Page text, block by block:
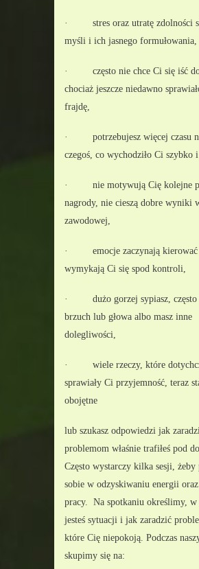
·         stres oraz utratę zdolności
myśli i ich jasnego formułowania,
·         często nie chce Ci się iść
chociaż jeszcze niedawno
frajdę,
·         potrzebujesz więcej
czegoś, co wychodziło Ci szybko
·         nie motywują Cię kolejne
nagrody, nie cieszą dobre wyniki
zawodowej,
·         emocje zaczynają
wymykają Ci się spod kontroli,
·         dużo gorzej sypiasz,
brzuch lub głowa albo masz inne
dolegliwości,
·         wiele rzeczy, które
sprawiały Ci przyjemność, teraz
obojętne
lub szukasz odpowiedzi jak
problemom właśnie trafiłeś pod
Często wystarczy kilka sesji, żeby
sobie w odzyskiwaniu energii
pracy.  Na spotkaniu określimy,
jesteś sytuacji i jak zaradzić
które Cię niepokoją. Podczas
skupimy się na: